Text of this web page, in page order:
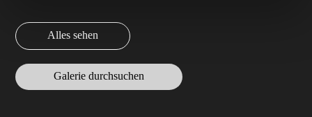
Alles sehen
Galerie durchsuchen